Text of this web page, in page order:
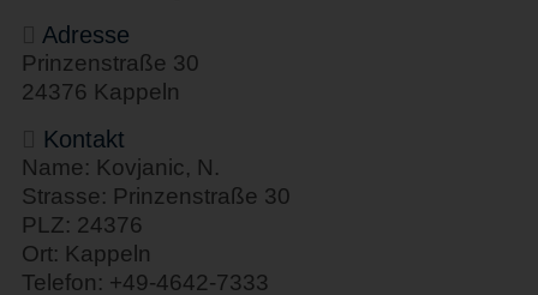
Adresse
Prinzenstraße 30
24376 Kappeln
Kontakt
Name: Kovjanic, N.
Strasse: Prinzenstraße 30
PLZ: 24376
Ort: Kappeln
Telefon: +49-4642-7333